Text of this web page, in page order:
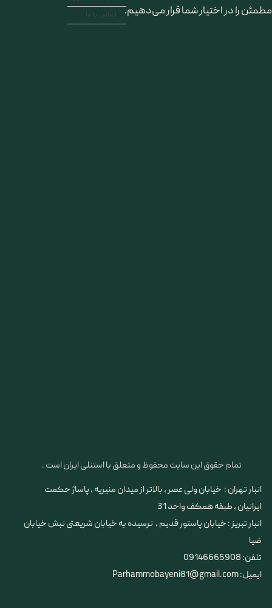
تمام حقوق این سایت محفوظ و متعلق با استنلی ایران است .
مطمئن را در اختیار شما قرار می‌دهیم.
تماس با ما
انبار تهران : خیابان ولی عصر ، بالاتر از میدان منیریه ، پاساژ حکمت
ایرانیان ، طبقه همکف واحد 31
​​​​​​​انبار تبریز : خیابان پاستور قدیم ، نرسیده به خیابان شریعتی نبش خیابان
ضیا
تلفن: 09146665908
ایمیل: Parhammobayeni81@gmail.com